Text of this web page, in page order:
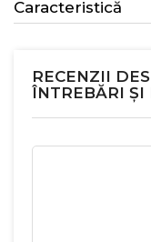
Caracteristică
RECENZII
ÎNTREBĂRI ȘI
Creeaza o